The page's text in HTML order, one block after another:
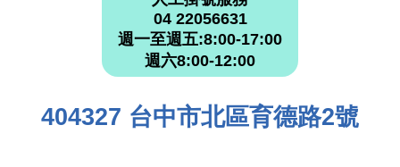
04 22056631
週一至週五:8:00-17:00
週六8:00-12:00
404327 台中市北區育德路2號